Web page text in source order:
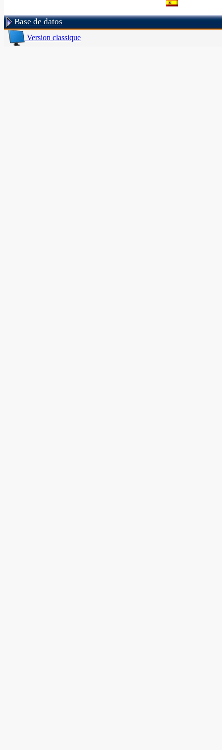
Base de datos
Version classique